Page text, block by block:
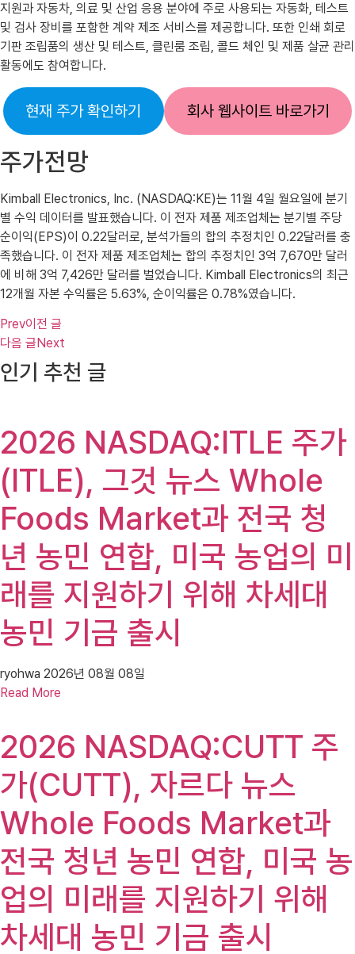
지원과 자동차, 의료 및 산업 응용 분야에 주로 사용되는 자동화, 테스트
및 검사 장비를 포함한 계약 제조 서비스를 제공합니다. 또한 인쇄 회로
기판 조립품의 생산 및 테스트, 클린룸 조립, 콜드 체인 및 제품 살균 관리
활동에도 참여합니다.
현재 주가 확인하기 회사 웹사이트 바로가기
주가전망
Kimball Electronics, Inc. (NASDAQ:KE)는 11월 4일 월요일에 분기
별 수익 데이터를 발표했습니다. 이 전자 제품 제조업체는 분기별 주당
순이익(EPS)이 0.22달러로, 분석가들의 합의 추정치인 0.22달러를 충
족했습니다. 이 전자 제품 제조업체는 합의 추정치인 3억 7,670만 달러
에 비해 3억 7,426만 달러를 벌었습니다. Kimball Electronics의 최근
12개월 자본 수익률은 5.63%, 순이익률은 0.78%였습니다.
Prev이전 글
다음 글Next
인기 추천 글
2026 NASDAQ:ITLE 주가
(ITLE), 그것 뉴스 Whole
Foods Market과 전국 청
년 농민 연합, 미국 농업의 미
래를 지원하기 위해 차세대
농민 기금 출시
ryohwa 2026년 08월 08일
Read More
2026 NASDAQ:CUTT 주
가(CUTT), 자르다 뉴스
Whole Foods Market과
전국 청년 농민 연합, 미국 농
업의 미래를 지원하기 위해
차세대 농민 기금 출시